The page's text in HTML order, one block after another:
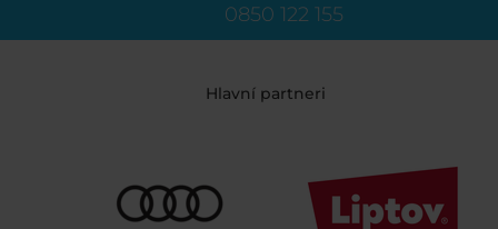
0850 122 155
Hlavní partneri